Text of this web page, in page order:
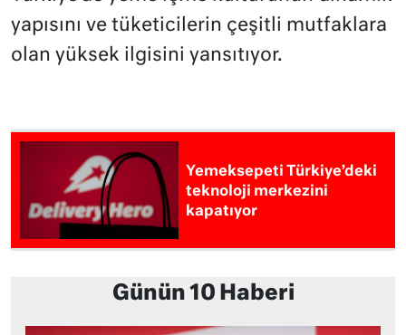
yapısını ve tüketicilerin çeşitli mutfaklara
olan yüksek ilgisini yansıtıyor.
Yemeksepeti Türkiye’deki
teknoloji merkezini
kapatıyor
Günün 10 Haberi